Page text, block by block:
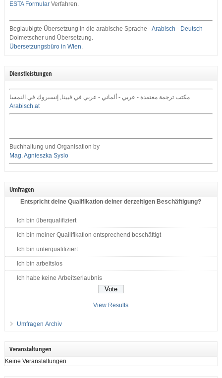
ESTA FormularVerfahren.
Beglaubigte Übersetzung in die arabische Sprache -Arabisch - Deutsch
Dolmetscher und Übersetzung.
Übersetzungsbüro in Wien.
Dienstleistungen
مكتب ترجمة معتمدة - عربي - ألماني - عربي في فيينا, إنسبروك في النمسا
Arabisch.at
Buchhaltung und Organisation by
Mag. Agnieszka Syslo
Umfragen
Entspricht deine Qualifikation deiner derzeitigen Beschäftigung?
Ich bin überqualifiziert
Ich bin meiner Quailifikation entsprechend beschäftigt
Ich bin unterqualifiziert
Ich bin arbeitslos
Ich habe keine Arbeitserlaubnis
View Results
Umfragen Archiv
Veranstaltungen
Keine Veranstaltungen